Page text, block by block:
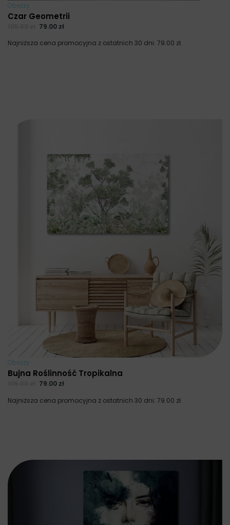
Obrazy
Czar Geometrii
79.00 zł
Najniższa cena promocyjna z ostatnich 30 dni: 79.00 zł.
Obrazy
Bujna Roślinność Tropikalna
79.00 zł
Najniższa cena promocyjna z ostatnich 30 dni: 79.00 zł.